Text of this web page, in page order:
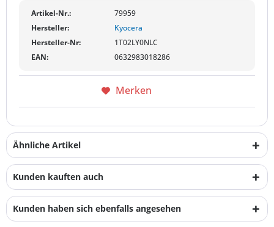
Artikel-Nr.:
79959
Hersteller:
Kyocera
Hersteller-Nr:
1T02LY0NLC
EAN:
0632983018286
Merken
Ähnliche Artikel
Kunden kauften auch
Kunden haben sich ebenfalls angesehen